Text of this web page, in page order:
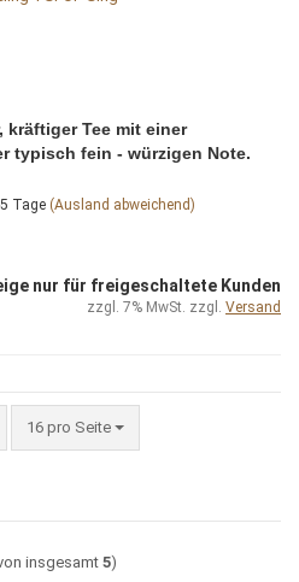
kräftiger Tee mit einer
typisch fein - würzigen Note.
Tage (Ausland abweichend)
nur für freigeschaltete Kunden
zzgl. 7% MwSt. zzgl. Versand
16 pro Seite
pro Seite
insgesamt 5)